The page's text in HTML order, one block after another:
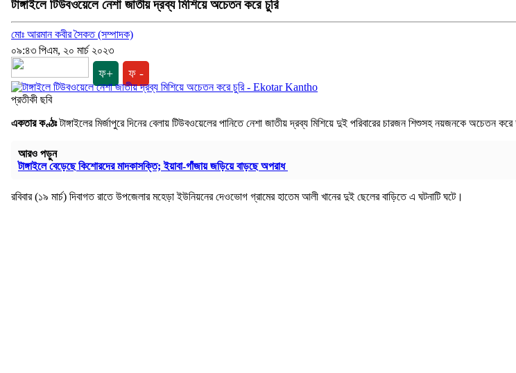
টাঙ্গাইলে টিউবওয়েলে নেশা জাতীয় দ্রব্য মিশিয়ে অচেতন করে চুরি
মোঃ আরমান কবীর সৈকত (সম্পাদক)
০৯:৪৩ পিএম, ২০ মার্চ ২০২৩
ফ+ ফ -
প্রতীকী ছবি
একতার কণ্ঠঃটাঙ্গাইলের মির্জাপুরে দিনের বেলায় টিউবওয়েলের পানিতে নেশা জাতীয় দ্রব্য মিশিয়ে দুই পরিবারের চারজন শিশুসহ নয়জনকে অচেতন
আরও পড়ুন
টাঙ্গাইলে বেড়েছে কিশোরদের মাদকাসক্তি; ইয়াবা-গাঁজায় জড়িয়ে বাড়ছে অপরাধ
রবিবার (১৯ মার্চ) দিবাগত রাতে উপজেলার মহেড়া ইউনিয়নের দেওভোগ গ্রামের হাতেম আলী খানের দুই ছেলের বাড়িতে এ ঘটনাটি ঘটে।